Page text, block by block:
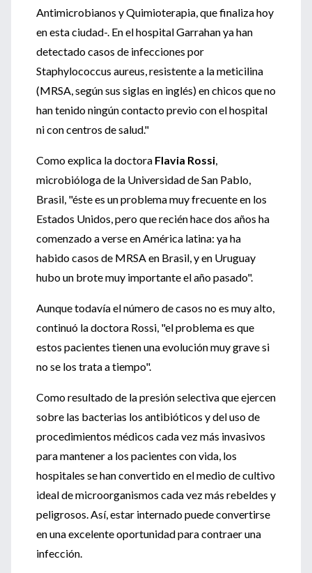
Antimicrobianos y Quimioterapia, que finaliza hoy
en esta ciudad-. En el hospital Garrahan ya han
detectado casos de infecciones por
Staphylococcus aureus, resistente a la meticilina
(MRSA, según sus siglas en inglés) en chicos que no
han tenido ningún contacto previo con el hospital
ni con centros de salud."
Como explica la doctora Flavia Rossi,
microbióloga de la Universidad de San Pablo,
Brasil, "éste es un problema muy frecuente en los
Estados Unidos, pero que recién hace dos años ha
comenzado a verse en América latina: ya ha
habido casos de MRSA en Brasil, y en Uruguay
hubo un brote muy importante el año pasado".
Aunque todavía el número de casos no es muy alto,
continuó la doctora Rossi, "el problema es que
estos pacientes tienen una evolución muy grave si
no se los trata a tiempo".
Como resultado de la presión selectiva que ejercen
sobre las bacterias los antibióticos y del uso de
procedimientos médicos cada vez más invasivos
para mantener a los pacientes con vida, los
hospitales se han convertido en el medio de cultivo
ideal de microorganismos cada vez más rebeldes y
peligrosos. Así, estar internado puede convertirse
en una excelente oportunidad para contraer una
infección.